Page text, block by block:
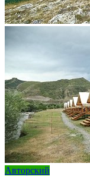
Авторский